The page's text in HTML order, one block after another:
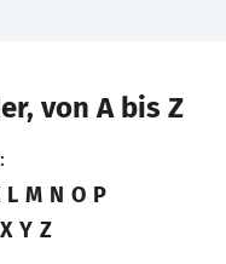
von A bis Z
L M N O P
X Y Z